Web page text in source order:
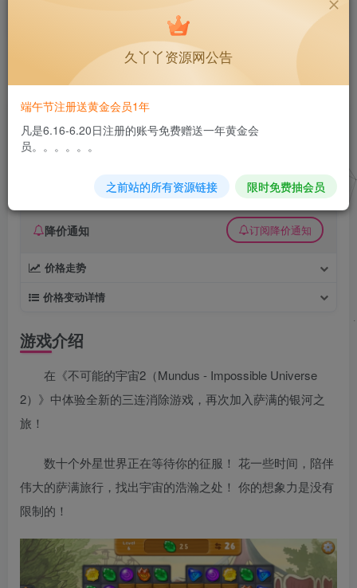
欢迎大家无偿赞助！
不可能的宇宙2 免安装绿色版
久丫丫
0 28 0
降价通知 订阅降价通知
价格走势
价格变动详情
游戏介绍
在《不可能的宇宙2（Mundus - Impossible Universe
2）》中体验全新的三连消除游戏，再次加入萨满的银河之
旅！
数十个外星世界正在等待你的征服！ 花一些时间，陪伴
伟大的萨满旅行，找出宇宙的浩瀚之处！ 你的想象力是没有
限制的！
久丫丫资源网公告
端午节注册送黄金会员1年
凡是6.16-6.20日注册的账号免费赠送一年黄金会
员。。。。。。
之前站的所有资源链接 限时免费抽会员